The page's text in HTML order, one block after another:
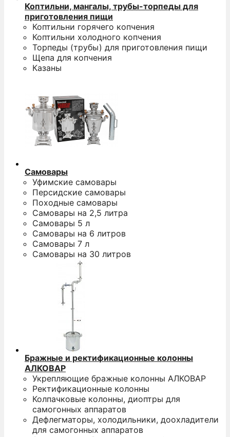
Коптильни, мангалы, трубы-торпеды для
приготовления пищи
Коптильни горячего копчения
Коптильни холодного копчения
Торпеды (трубы) для приготовления пищи
Щепа для копчения
Казаны
Самовары
Уфимские самовары
Персидские самовары
Походные самовары
Самовары на 2,5 литра
Самовары 5 л
Самовары на 6 литров
Самовары 7 л
Самовары на 30 литров
Бражные и ректификационные колонны
АЛКОВАР
Укрепляющие бражные колонны АЛКОВАР
Ректификационные колонны
Колпачковые колонны, диоптры для
самогонных аппаратов
Дефлегматоры, холодильники, доохладители
для самогонных аппаратов